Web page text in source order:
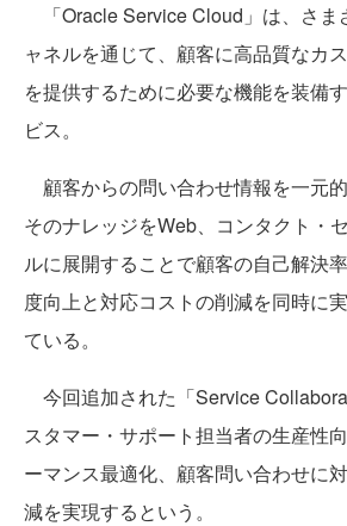
「Oracle Service Cloud」は、さま
ャネルを通じて、顧客に高品質なカ
を提供するために必要な機能を装備
ビス。
顧客からの問い合わせ情報を一元的
そのナレッジをWeb、コンタクト・
ルに展開することで顧客の自己解決
度向上と対応コストの削減を同時に
ている。
今回追加された「Service
スタマー・サポート担当者の生産性
ーマンス最適化、顧客問い合わせに
減を実現するという。